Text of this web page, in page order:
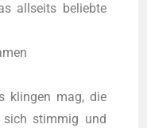
all­seits belieb­te
klin­gen mag, die
stim­mig und